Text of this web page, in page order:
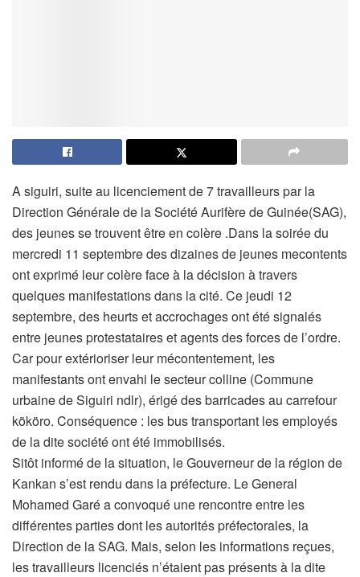
A siguiri, suite au licenciement de 7 travailleurs par la
Direction Générale de la Société Aurifère de Guinée(SAG),
des jeunes se trouvent être en colère .Dans la soirée du
mercredi 11 septembre des dizaines de jeunes mecontents
ont exprimé leur colère face à la décision à travers
quelques manifestations dans la cité. Ce jeudi 12
septembre, des heurts et accrochages ont été signalés
entre jeunes protestataires et agents des forces de l’ordre.
Car pour extérioriser leur mécontentement, les
manifestants ont envahi le secteur colline (Commune
urbaine de Siguiri ndlr), érigé des barricades au carrefour
kököro. Conséquence : les bus transportant les employés
de la dite société ont été immobilisés.
Sitôt informé de la situation, le Gouverneur de la région de
Kankan s’est rendu dans la préfecture. Le General
Mohamed Garé a convoqué une rencontre entre les
différentes parties dont les autorités préfectorales, la
Direction de la SAG. Mais, selon les informations reçues,
les travailleurs licenciés n’étaient pas présents à la dite